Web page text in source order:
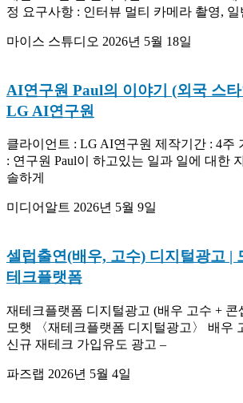
정 요구사항 : 인터뷰 멀티 카메라 촬영,
마이스 스튜디오 2026년 5월 18일
AI연구원 Paul의 이야기 (외국 스
LG AI연구원
클라이언트 : LG AI연구원 제작기간 : 4주
: 연구원 Paul이 하고있는 일과 일에 대한
솔하게
미디어알트 2026년 5월 9일
셀럽출연(배우, 고수) 디지털광고 |
테크플랫폼
재테크플랫폼 디지털광고 (배우 고수 + 콘
모햇 〈재테크플랫폼 디지털광고〉 배우
신규 재테크 가입유도 광고 –
파즈랩 2026년 5월 4일